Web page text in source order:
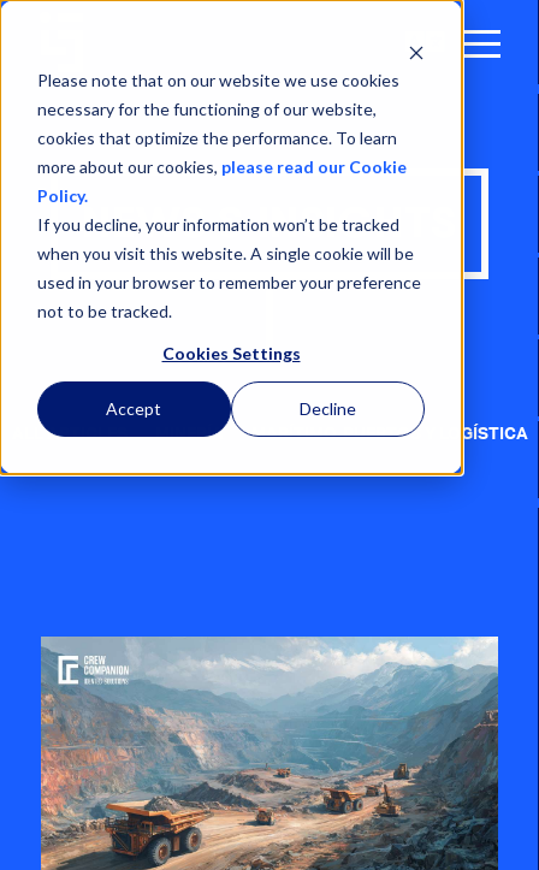
Please note that on our website we use cookies
necessary for the functioning of our website,
cookies that optimize the performance. To learn
more about our cookies, please read our Cookie
Policy.
If you decline, your information won’t be tracked
when you visit this website. A single cookie will be
used in your browser to remember your preference
not to be tracked.
Cookies Settings
Accept Decline
Open
NEWS & INSIGHTS
ALL ARTICLES MINERÍA MARÍTIMO, PUERTOS Y LOGÍSTICA